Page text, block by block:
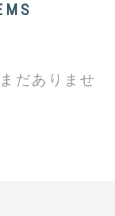
だありませ